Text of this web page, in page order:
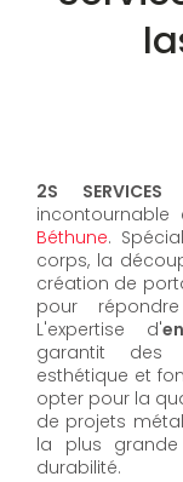
2S SERVICES
Béthune.
corps, la
création de
pour
L'expertise d'
garantit des
esthétique et
opter pour la
de projets
la plus
durabilité.